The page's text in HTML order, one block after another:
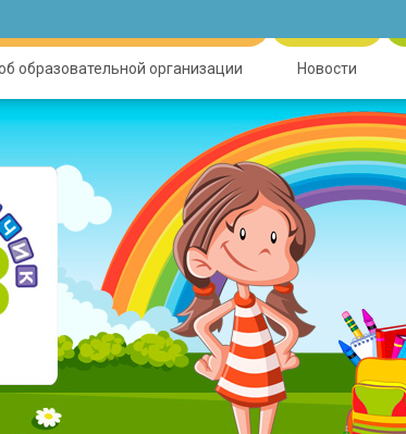
образовательной организации Новости